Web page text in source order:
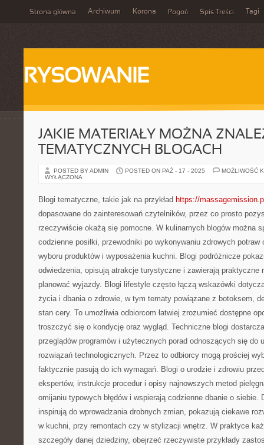
Strona główna Archiwum Korona Pogoń Spis Treści Tagi
RYSOWANIE
JAKIE MATERIAŁY MOŻNA
TEMATYCZNYCH BLOGACH
POSTED BY ADMIN POSTED ON PAŹ - 17 - 2025
MOŻLIWOŚĆ
WYŁĄCZONA
Blogi tematyczne, takie jak na przykład https://
dopasowane do zainteresowań czytelników, przez co prosto
rzeczywiście okażą się pomocne. W kulinarnych blogów można
codzienne posiłki, przewodniki po wykonywaniu zdrowych
wyboru produktów i wyposażenia kuchni. Blogi podróżnicze
odwiedzenia, opisują atrakcje turystyczne i zawierają praktyczne
planować wyjazdy. Blogi lifestyle często łączą wskazówki
życia i dbania o zdrowie, w tym tematy powiązane z botoksem,
stan cery. To umożliwia odbiorcom łatwiej zrozumieć dostępne
troszczyć się o kondycję oraz wygląd. Techniczne blogi
przeglądów programów i użytecznych porad odnoszących się do
rozwiązań technologicznych. Przez to odbiorcy mogą prościej
faktycznie pasują do ich wymagań. Blogi o urodzie i zdrowiu
ekspertów, instrukcje procedur i opisy najnowszych metod
omijaniu typowych błędów i wspierają codzienne dbanie o siebie.
inspirują do wprowadzania drobnych zmian, pokazują ciekawe
w kuchni, przy remontach czy w stylizacji wnętrz. W praktyce
szczegóły danej dziedziny, obejrzeć rzeczywiste przykłady